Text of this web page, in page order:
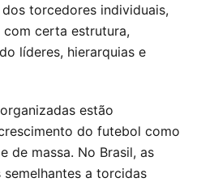
torcedores individuais,
certa estrutura,
líderes, hierarquias e
estão
do futebol como
de massa. No Brasil, as
a torcidas